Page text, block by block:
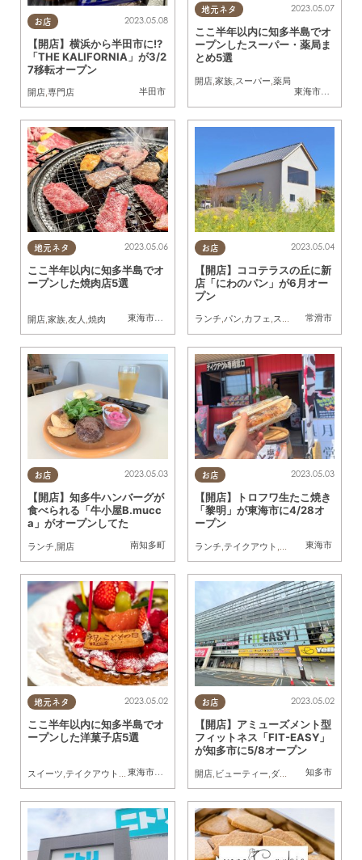
お店
半田市
2023.05.08
【開店】横浜から半田市に!?
「THE KALIFORNIA」が3/2
7移転オープン
開店,専門店
地元ネタ
東海市知多市
2023.05.07
ここ半年以内に知多半島でオ
ープンしたスーパー・薬局ま
とめ5選
開店, 家族, スーパー 薬局
地元ネタ
東海市
,大府市 半田市
2023.05.06
ここ半年以内に知多半島でオ
ープンした焼肉店5選
開店,家族,友人 ,焼肉
お店
常滑市
2023.05.04
【開店】ココテラスの丘に新
店「にわのパン」が6月オー
プン
ランチ,パン,カフェ,スイーツ ,テイクアウ
お店
南知多町
2023.05.03
【開店】知多牛ハンバーグが
食べられる「牛小屋B.mucc
a」がオープンしてた
ランチ 開店
お店
東海市
2023.05.03
【開店】トロフワ生たこ焼き
「黎明」が東海市に4/28オ
ープン
ランチ テイクアウト
地元ネタ
東海市
,大府市 阿久比町,半田市
2023.05.02
ここ半年以内に知多半島でオ
ープンした洋菓子店5選
スイーツ テイクアウト 開店,家族,友人 ケーキ,クッキー
お店
知多市
2023.05.02
【開店】アミューズメント型
フィットネス「FIT-EASY」
が知多市に5/8オープン
開店, ビューティー ダイエット ,健康